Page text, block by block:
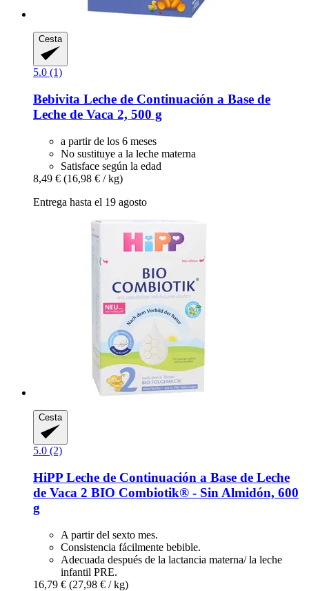
Cesta
5.0 (1)
Bebivita Leche de Continuación a Base de
Leche de Vaca 2, 500 g
a partir de los 6 meses
No sustituye a la leche materna
Satisface según la edad
8,49 € (16,98 € / kg)
Entrega hasta el 19 agosto
Cesta
5.0 (2)
HiPP Leche de Continuación a Base de Leche
de Vaca 2 BIO Combiotik® -​ Sin Almidón, 600
g
A partir del sexto mes.
Consistencia fácilmente bebible.
Adecuada después de la lactancia materna/ la leche
infantil PRE.
16,79 € (27,98 € / kg)